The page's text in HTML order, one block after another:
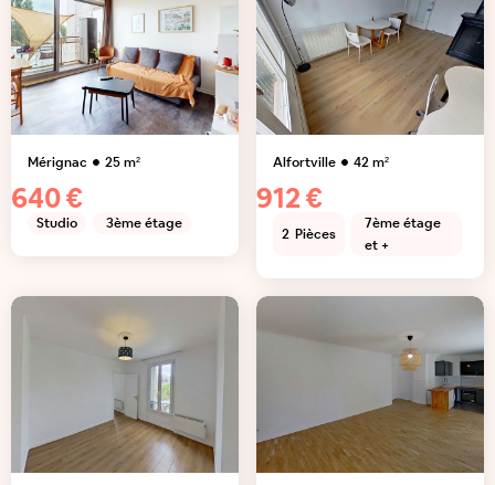
Mérignac 25m²
640 €
Studio 3ème étage
Alfortville 42m²
912 €
2 Pièces
7ème étage
et +